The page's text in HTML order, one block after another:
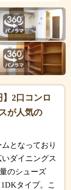
】2口コンロ
が人気の
となっており
ダイニングス
のシューズ
タイプ。こ